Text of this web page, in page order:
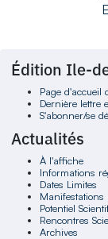
Édition Ile-
Page d'accueil
Dernière lettre
S'abonner/se
Actualités
À l'affiche
Informations
Dates Limites
Manifestations
Potentiel
Rencontres
Archives